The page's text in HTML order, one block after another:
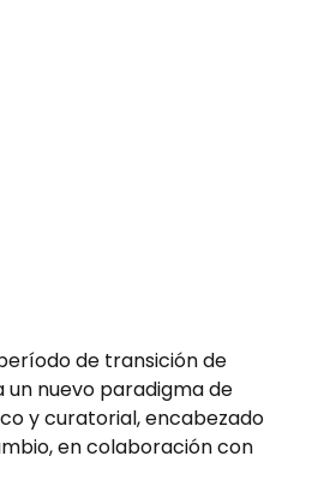
La Bendición Del Arte Kjartan
de transición de
un nuevo paradigma de
y curatorial, encabezado
en colaboración con